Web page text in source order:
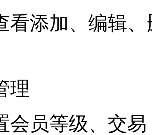
看添加、编辑
理
会员等级、交